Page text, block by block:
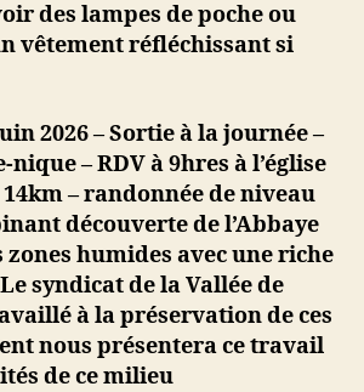
des lampes de poche ou
vêtement réfléchissant si
2026 – Sortie à la journée –
– RDV à 9hres à l’église
– randonnée de niveau
découverte de l’Abbaye
zones humides avec une riche
syndicat de la Vallée de
à la préservation de ces
nous présentera ce travail
de ce milieu